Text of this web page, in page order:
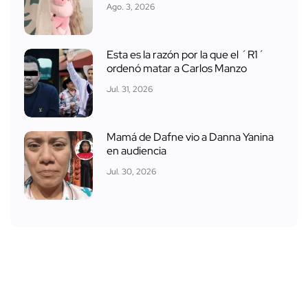
Ago. 3, 2026
Esta es la razón por la que el ´R1´
ordenó matar a Carlos Manzo
Jul. 31, 2026
Mamá de Dafne vio a Danna Yanina
en audiencia
Jul. 30, 2026